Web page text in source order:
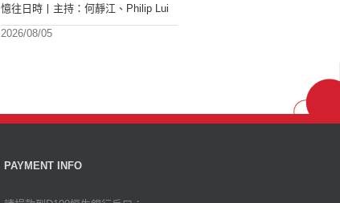
憶往日時丨主持：何靜江、Philip Lui
2026/08/05
PAYMENT INFO